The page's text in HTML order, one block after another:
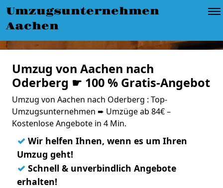
Umzugsunternehmen
Aachen
Umzug von Aachen nach
Oderberg ☛ 100 % Gratis-Angebot
Umzug von Aachen nach Oderberg : Top-
Umzugsunternehmen ➨ Umzüge ab 84€ –
Kostenlose Angebote in 4 Min.
✓ Wir helfen Ihnen, wenn es um Ihren
Umzug geht!
✓ Schnell & unverbindlich Angebote
erhalten!